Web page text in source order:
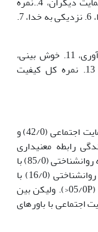
کل حمایت اجتماعی، 5، میزان اعتقاد به خدا، 6. نزدیکی به خدا، 7.
خودکارآمدی، 9. امیدواری، 10. تاب آوری، 11. خوش بینی،
12. نمره کل سرمایه روانشناختی، 13. نمره کل کیفیت
نتایج جدول 2 نشان می­دهد که بین حمایت اجتماعی (42/0) و
با کیفیت زندگی رابطه معنی­داری
وجود دارد (01/0 P<). همچنین بین سرمایه روانشناختی (85/0) با
حمایت اجتماعی (85/0) و نیز بین سرمایه روانشناختی (16/0) با
باورهای مذهبی رابطه معنی­داری یافت شد (05/0P<). ولیکن بین
اجتماعی با باورهای